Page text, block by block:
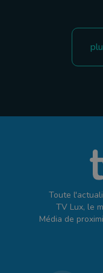
Toute
TV Lux, le
Média de